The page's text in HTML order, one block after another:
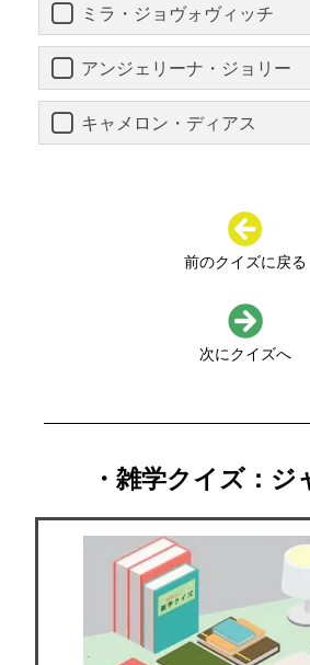
ミラ・ジョヴォヴィッチ
アンジェリーナ・ジョリー
キャメロン・ディアス
前のクイズに戻る
次にクイズへ
・雑学クイズ：ジ